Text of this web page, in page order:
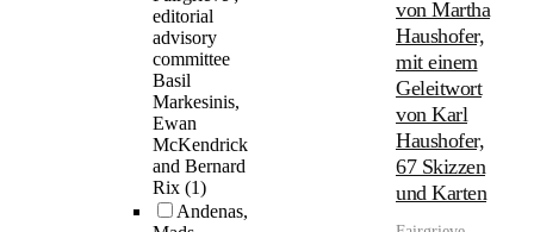
editorial
advisory
committee
Basil
Markesinis,
Ewan
McKendrick
and Bernard
Rix (1)
Andenas,
von Martha
Haushofer,
mit einem
Geleitwort
von Karl
Haushofer,
67 Skizzen
und Karten